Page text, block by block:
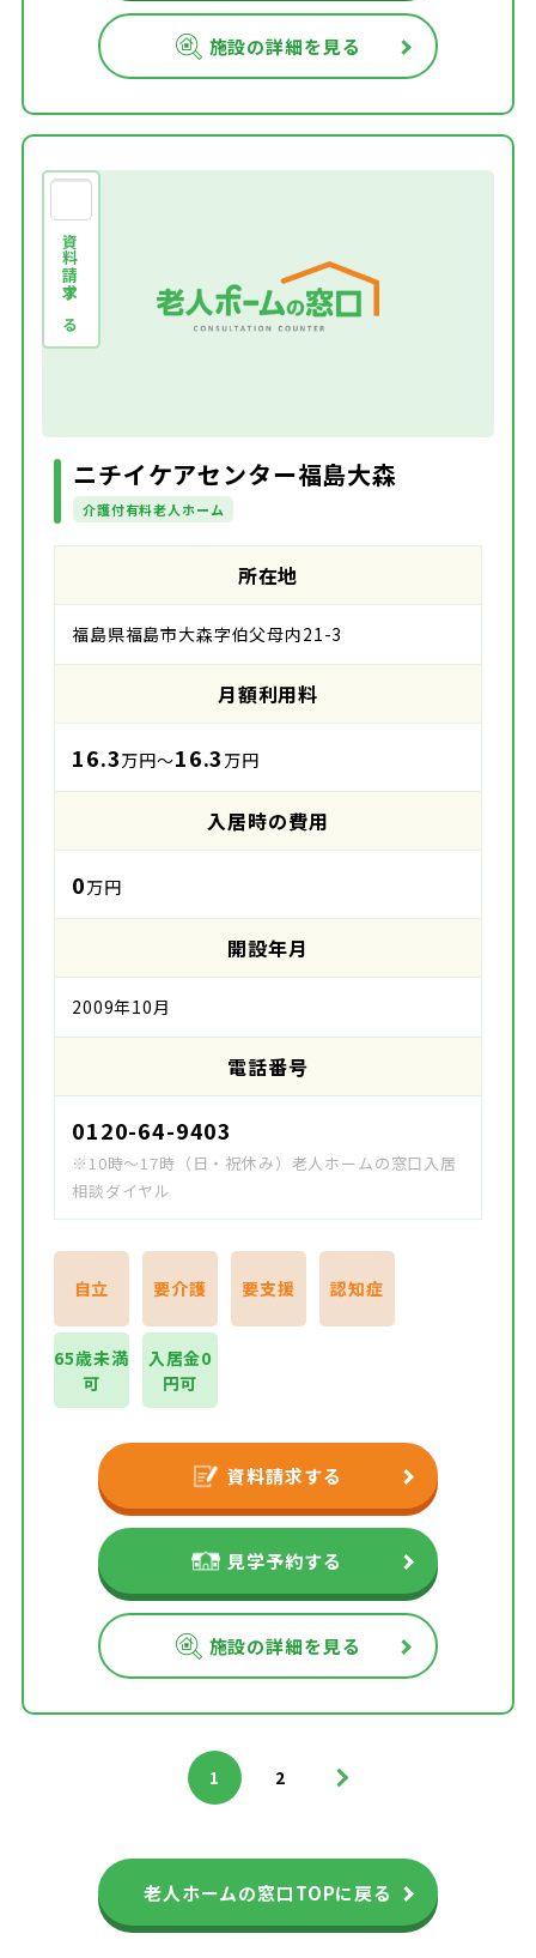
施設の詳細を見る
資料請求する
ニチイケアセンター福島大森
介護付有料老人ホーム
所在地
福島県福島市大森字伯父母内21-3
月額利用料
16.3万円～16.3 万円
入居時の費用
0万円
開設年月
2009年10月
電話番号
0120-64-9403
※10時～17時（日・祝休み）老人ホームの窓口入居
相談ダイヤル
自立 要介護 要支援 認知症
65歳未満
可
入居金0
円可
資料請求する
見学予約する
施設の詳細を見る
1 2
老人ホームの窓口TOPに戻る